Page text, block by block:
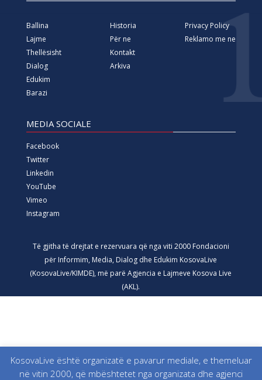
Ballina
Lajme
Thellësisht
Dialog
Edukim
Barazi
Historia
Për ne
Kontakt
Arkiva
Privacy Policy
Reklamo me ne
MEDIA SOCIALE
Facebook
Twitter
Linkedin
YouTube
Vimeo
Instagram
Të gjitha të drejtat e rezervuara që nga viti 2000 Fondacioni
për Informim, Media, Dialog dhe Edukim KosovaLive
(KosovaLive/KIMDE), më parë Agjencia e Lajmeve Kosova Live
(AKL).
KosovaLive është organizatë e pavarur mediale, e themeluar
në vitin 2000, që mbështetet nga organizata dhe agjenci